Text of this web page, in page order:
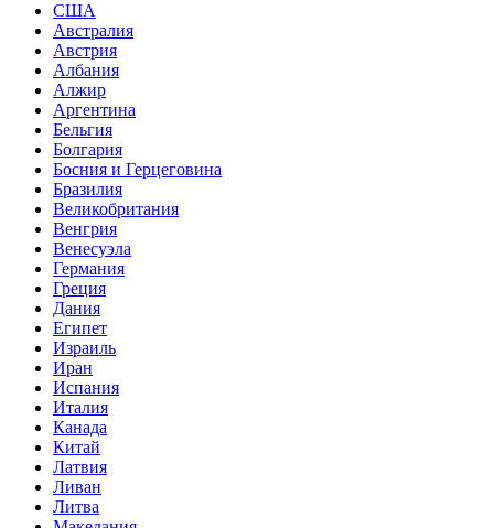
США
Австралия
Австрия
Албания
Алжир
Аргентина
Бельгия
Болгария
Босния и Герцеговина
Бразилия
Великобритания
Венгрия
Венесуэла
Германия
Греция
Дания
Египет
Израиль
Иран
Испания
Италия
Канада
Китай
Латвия
Ливан
Литва